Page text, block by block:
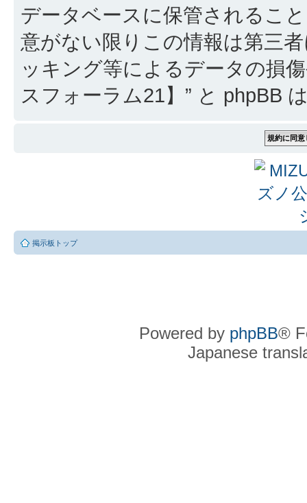
データベースに保管されるこ
意がない限りこの情報は第三
ッキング等によるデータの損
スフォーラム21】” と phpBB
掲示板トップ
Powered by phpBB®
Japanese